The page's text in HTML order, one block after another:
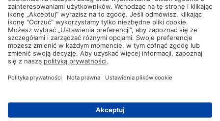
Newsletter
Ogólne warunki i dostawy
Wytyczne i zobowiązania
Media społecznościowe